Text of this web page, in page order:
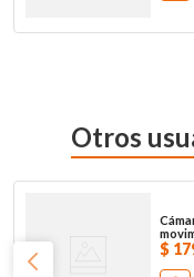
Otros
$